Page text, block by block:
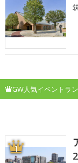
GW人気イベントラ
1